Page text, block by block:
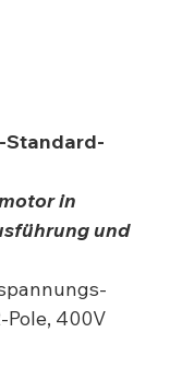
Standard-
in
und
Pole, 400V